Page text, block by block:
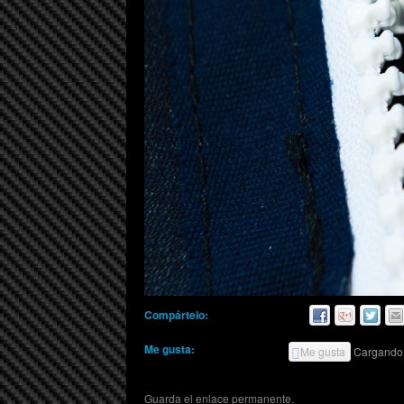
Compártelo:
Me gusta: Me gusta
Guarda el enlace permanente.